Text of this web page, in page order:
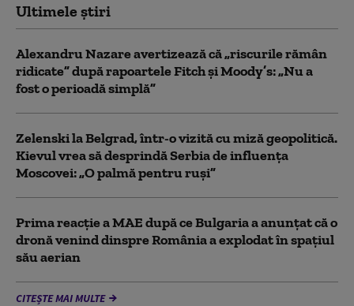
Ultimele știri
Alexandru Nazare avertizează că „riscurile rămân
ridicate” după rapoartele Fitch și Moody’s: „Nu a
fost o perioadă simplă”
Zelenski la Belgrad, într-o vizită cu miză geopolitică.
Kievul vrea să desprindă Serbia de influența
Moscovei: „O palmă pentru ruși”
Prima reacție a MAE după ce Bulgaria a anunţat că o
dronă venind dinspre România a explodat în spaţiul
său aerian
CITEȘTE MAI MULTE